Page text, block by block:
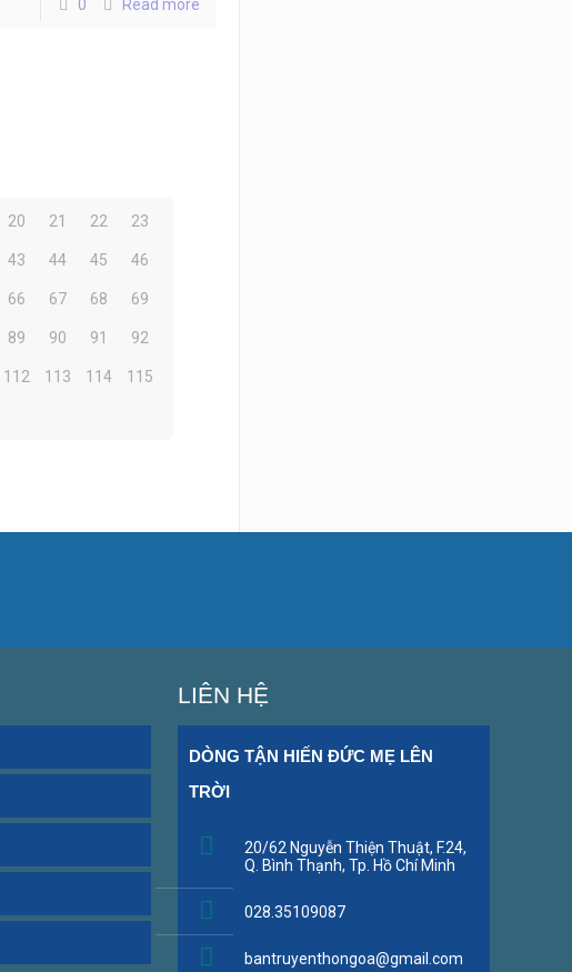
0 Read more
20 21 22 23
43 44 45 46
66 67 68 69
89 90 91 92
112 113 114 115
LIÊN HỆ
DÒNG TẬN HIẾN ĐỨC MẸ LÊN
TRỜI
20/62 Nguyễn Thiện Thuật, F.24,
Q. Bình Thạnh, Tp. Hồ Chí Minh
028.35109087
bantruyenthongoa@gmail.com